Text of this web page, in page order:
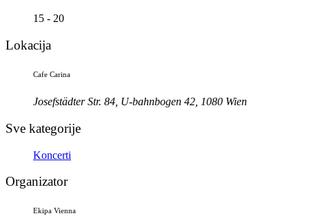
15 - 20
Lokacija
Cafe Carina
Josefstädter Str. 84, U-bahnbogen 42, 1080 Wien
Sve kategorije
Koncerti
Organizator
Ekipa Vienna